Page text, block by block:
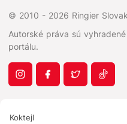
© 2010 - 2026 Ringier
Autorské práva sú
portálu.
Koktejl